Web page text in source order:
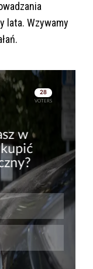
lata. Wzywamy
Skip
Skip